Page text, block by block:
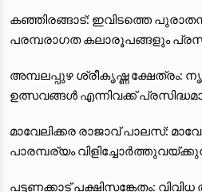
കഞ്ഞിരങ്ങാട്: ഇവിടത്തെ
പരമ്പരാഗത കലാരൂപങ്ങളും
അമ്പലപ്പുഴ ശ്രീകൃഷ്ണ ക്ഷേത്രം:
ഉത്സവങ്ങൾ എന്നിവക്ക്
മാവേലിക്കര രാജാവ് പാലസ്:
പാരമ്പര്യം
പട്ടണക്കാട് പക്ഷിസങ്കേതം: